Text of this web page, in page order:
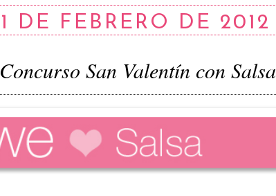
1 DE FEBRERO DE 2012
Concurso San Valentín con Salsa